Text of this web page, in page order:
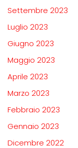
Settembre 2023
Luglio 2023
Giugno 2023
Maggio 2023
Aprile 2023
Marzo 2023
Febbraio 2023
Gennaio 2023
Dicembre 2022